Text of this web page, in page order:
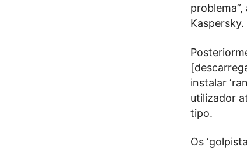
Kaspersky.
instalar
utilizador
tipo.
Os